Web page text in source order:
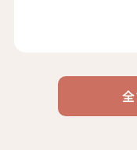
コーヒー